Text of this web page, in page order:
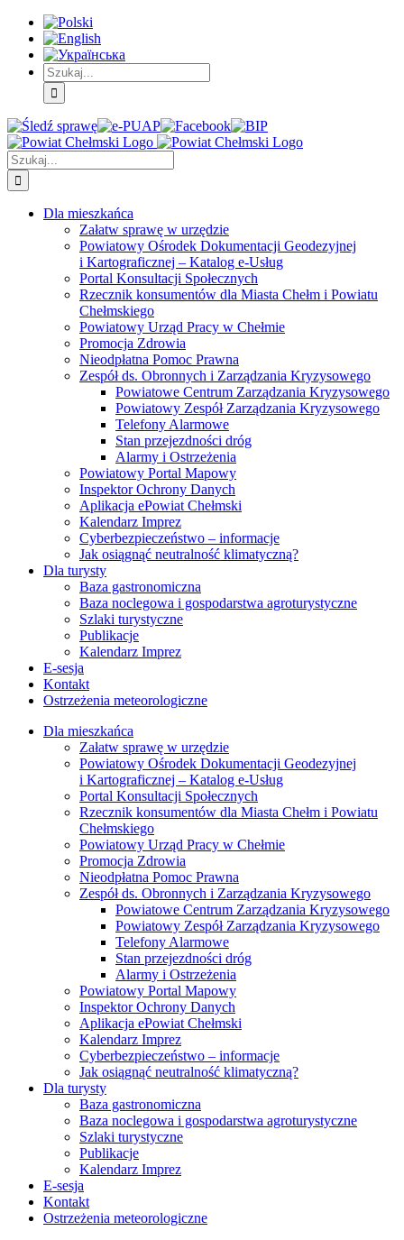
Skip
Treść
główna
Skip
Menu
główne
Skip
Menu
dodatkowe
Szukaj
Śledź
sprawę
E-
PUAP
Facebook BIP Instagram
Szukaj
Dla mieszkańca
Załatw sprawę w urzędzie
Powiatowy Ośrodek Dokumentacji Geodezyjnej
i Kartograficznej – Katalog e-Usług
Portal Konsultacji Społecznych
Rzecznik konsumentów dla Miasta Chełm i Powiatu
Chełmskiego
Powiatowy Urząd Pracy w Chełmie
Promocja Zdrowia
Nieodpłatna Pomoc Prawna
Zespół ds. Obronnych i Zarządzania Kryzysowego
Powiatowe Centrum Zarządzania Kryzysowego
Powiatowy Zespół Zarządzania Kryzysowego
Telefony Alarmowe
Stan przejezdności dróg
Alarmy i Ostrzeżenia
Powiatowy Portal Mapowy
Inspektor Ochrony Danych
Aplikacja ePowiat Chełmski
Kalendarz Imprez
Cyberbezpieczeństwo – informacje
Jak osiągnąć neutralność klimatyczną?
Dla turysty
Baza gastronomiczna
Baza noclegowa i gospodarstwa agroturystyczne
Szlaki turystyczne
Publikacje
Kalendarz Imprez
E-sesja
Kontakt
Ostrzeżenia meteorologiczne
Dla mieszkańca
Załatw sprawę w urzędzie
Powiatowy Ośrodek Dokumentacji Geodezyjnej
i Kartograficznej – Katalog e-Usług
Portal Konsultacji Społecznych
Rzecznik konsumentów dla Miasta Chełm i Powiatu
Chełmskiego
Powiatowy Urząd Pracy w Chełmie
Promocja Zdrowia
Nieodpłatna Pomoc Prawna
Zespół ds. Obronnych i Zarządzania Kryzysowego
Powiatowe Centrum Zarządzania Kryzysowego
Powiatowy Zespół Zarządzania Kryzysowego
Telefony Alarmowe
Stan przejezdności dróg
Alarmy i Ostrzeżenia
Powiatowy Portal Mapowy
Inspektor Ochrony Danych
Aplikacja ePowiat Chełmski
Kalendarz Imprez
Cyberbezpieczeństwo – informacje
Jak osiągnąć neutralność klimatyczną?
Dla turysty
Baza gastronomiczna
Baza noclegowa i gospodarstwa agroturystyczne
Szlaki turystyczne
Publikacje
Kalendarz Imprez
E-sesja
Kontakt
Ostrzeżenia meteorologiczne